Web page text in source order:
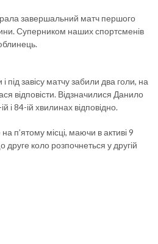
завершальний матч першого
Суперником наших спортсменів
під завісу матчу забили два голи, на
відповісти. Відзначилися Данило
і 84-ій хвилинах відповідно.
п’ятому місці, маючи в активі 9
коло розпочнеться у другій